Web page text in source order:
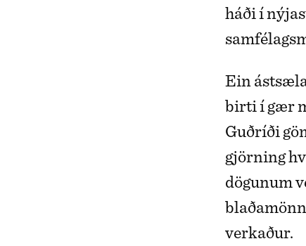
háði í
Ein
birti í gær
Guðríði
gjörning
dögunum
verkaður.